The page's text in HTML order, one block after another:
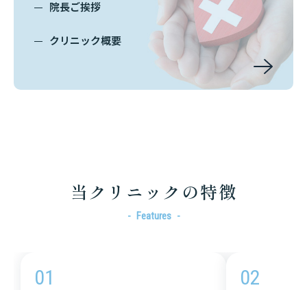
院長ご挨拶
クリニック概要
当クリニックの特徴
Features
01 02